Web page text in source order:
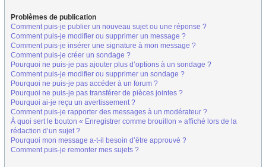
Problèmes de publication
Comment puis-je publier un nouveau sujet ou une réponse ?
Comment puis-je modifier ou supprimer un message ?
Comment puis-je insérer une signature à mon message ?
Comment puis-je créer un sondage ?
Pourquoi ne puis-je pas ajouter plus d’options à un sondage ?
Comment puis-je modifier ou supprimer un sondage ?
Pourquoi ne puis-je pas accéder à un forum ?
Pourquoi ne puis-je pas transférer de pièces jointes ?
Pourquoi ai-je reçu un avertissement ?
Comment puis-je rapporter des messages à un modérateur ?
À quoi sert le bouton « Enregistrer comme brouillon » affiché lors de la
rédaction d’un sujet ?
Pourquoi mon message a-t-il besoin d’être approuvé ?
Comment puis-je remonter mes sujets ?